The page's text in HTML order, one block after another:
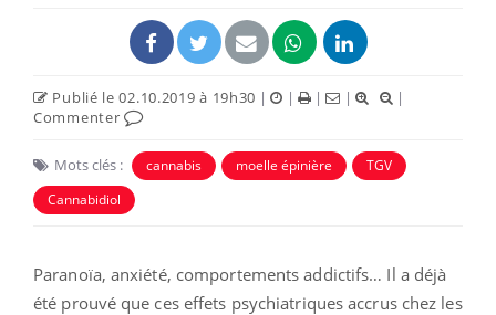
Publié le 02.10.2019 à 19h30 | | | |
|
Commenter
Mots clés : cannabis moelle épinière
TGV
Cannabidiol
Paranoïa, anxiété, comportements addictifs… Il a déjà
été prouvé que ces effets psychiatriques accrus chez les